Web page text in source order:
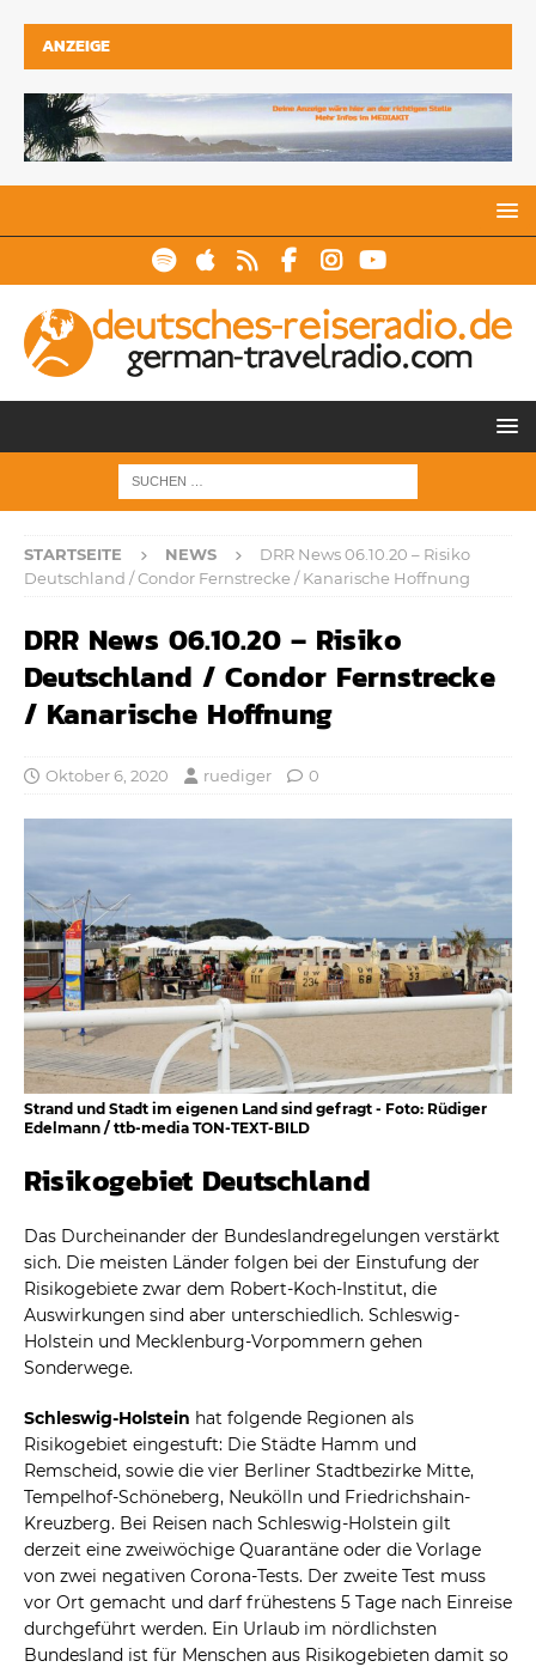
ANZEIGE
STARTSEITE NEWS
DRR News 06.10.20 – Risiko
Deutschland / Condor Fernstrecke / Kanarische Hoffnung
DRR News 06.10.20 – Risiko
Deutschland / Condor Fernstrecke
/ Kanarische Hoffnung
Oktober 6, 2020 ruediger 0
Strand und Stadt im eigenen Land sind gefragt - Foto: Rüdiger
Edelmann / ttb-media TON-TEXT-BILD
Risikogebiet Deutschland
Das Durcheinander der Bundeslandregelungen verstärkt
sich. Die meisten Länder folgen bei der Einstufung der
Risikogebiete zwar dem Robert-Koch-Institut, die
Auswirkungen sind aber unterschiedlich. Schleswig-
Holstein und Mecklenburg-Vorpommern gehen
Sonderwege.
Schleswig-Holstein hat folgende Regionen als
Risikogebiet eingestuft: Die Städte Hamm und
Remscheid, sowie die vier Berliner Stadtbezirke Mitte,
Tempelhof-Schöneberg, Neukölln und Friedrichshain-
Kreuzberg. Bei Reisen nach Schleswig-Holstein gilt
derzeit eine zweiwöchige Quarantäne oder die Vorlage
von zwei negativen Corona-Tests. Der zweite Test muss
vor Ort gemacht und darf frühestens 5 Tage nach Einreise
durchgeführt werden. Ein Urlaub im nördlichsten
Bundesland ist für Menschen aus Risikogebieten damit so